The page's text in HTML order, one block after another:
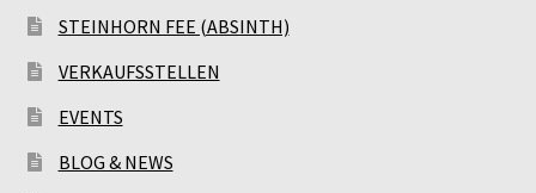
STEINHORN FEE (ABSINTH)
VERKAUFSSTELLEN
EVENTS
BLOG & NEWS